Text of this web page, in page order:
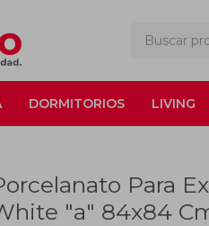
DORMITORIOS LIVING
Para
"a" 84x84